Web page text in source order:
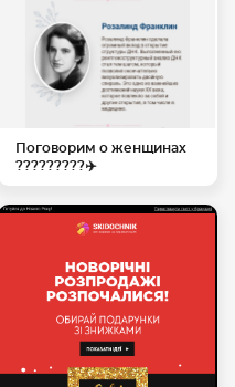
Поговорим о женщинах
?‍??‍??‍??‍??‍✈️